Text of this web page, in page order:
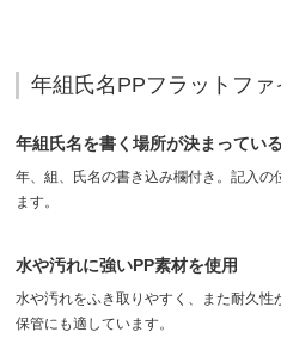
年組氏名PPフラットフ
年組氏名を書く場所が決まってい
年、組、氏名の書き込み欄付き。記入の
ます。
水や汚れに強いPP素材を使用
水や汚れをふき取りやすく、また耐久
保管にも適しています。